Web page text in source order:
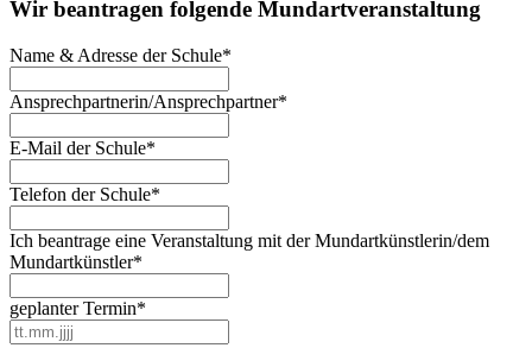
Wir beantragen folgende Mundartveranstaltung
Name & Adresse der Schule*
Ansprechpartnerin/Ansprechpartner*
E-Mail der Schule*
Telefon der Schule*
Ich beantrage eine Veranstaltung mit der Mundartkünstlerin/dem
Mundartkünstler*
geplanter Termin*